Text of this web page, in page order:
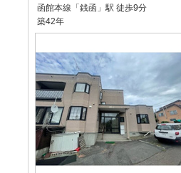
函館本線「銭函」駅 徒歩9分
築42年